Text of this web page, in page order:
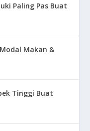
Paling Pas Buat
Makan &
Tinggi Buat